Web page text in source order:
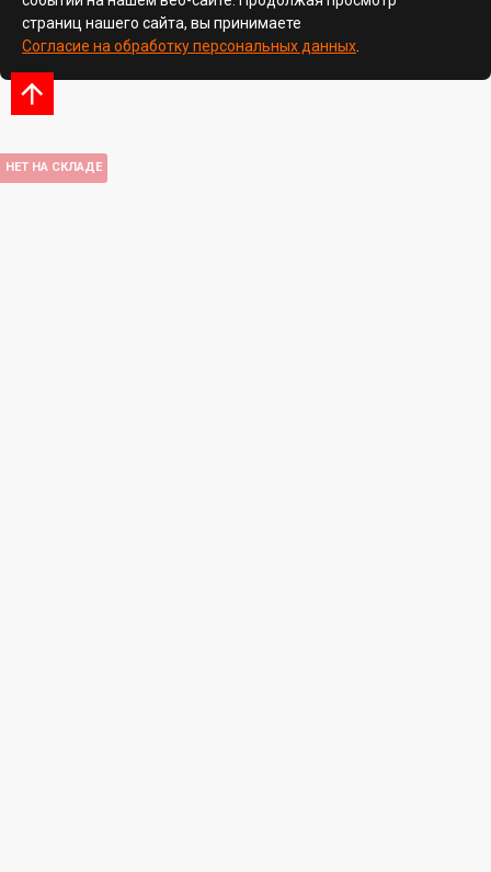
НЕТ НА СКЛАДЕ
страниц нашего сайта, вы принимаете
Согласие на обработку персональных данных